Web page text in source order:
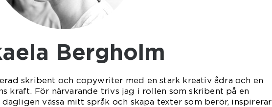
Bergholm
skribent och copywriter med en stark kreativ ådra och en
kraft. För närvarande trivs jag i rollen som skribent på en
vässa mitt språk och skapa texter som berör, inspirerar